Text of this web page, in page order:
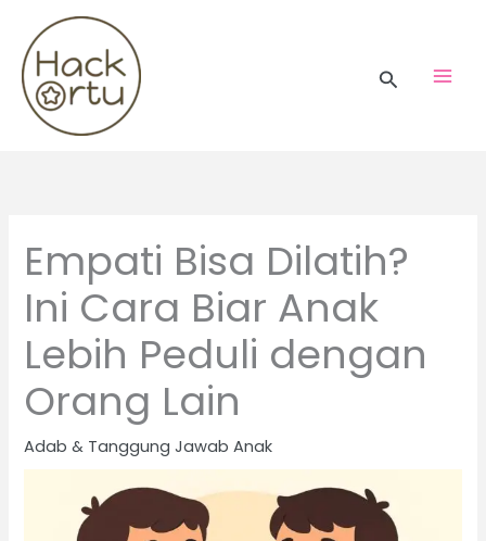
content
Search
Empati Bisa Dilatih?
Ini Cara Biar Anak
Lebih Peduli dengan
Orang Lain
Adab & Tanggung Jawab Anak